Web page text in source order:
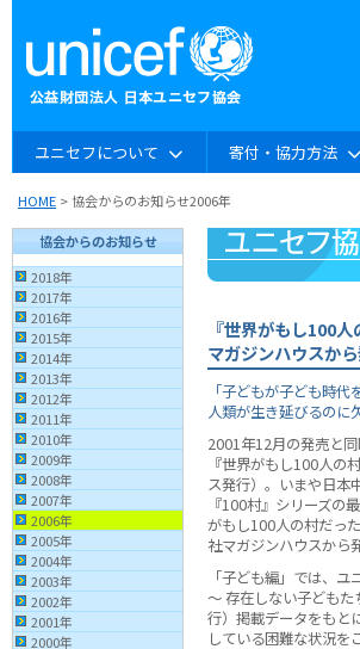
ユニセフについて 寄付・協力方法
HOME > 協会からのお知らせ2006年
協会からのお知らせ
2018年
2017年
2016年
2015年
2014年
2013年
2012年
2011年
2010年
2009年
2008年
2007年
2006年
2005年
2004年
2003年
2002年
2001年
2000年
『世界がもし100
マガジンハウスから
「子どもが子ども時
人類が生き延びるのに
2001年12月の発売と同
『世界がもし100人の
ス発行）。いまや日本
『100村』シリーズの
がもし100人の村だっ
社マガジンハウスから
「子ども編」では、
〜 存在しない子ども
行）掲載データをもと
している困難な状況を